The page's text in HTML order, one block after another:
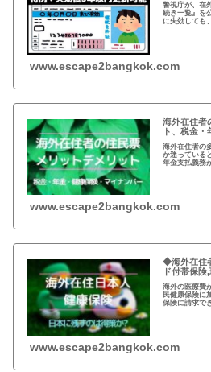
警視庁が、在
続き一覧』を
に失効しても
www.escape2bangkok.com
海外在住者
ト、税金
海外在住者の
か迷っている
年金支払義務
www.escape2bangkok.com
◆海外在住
ド付帯保
海外の医療費
民健康保険に
保険に請求で
www.escape2bangkok.com